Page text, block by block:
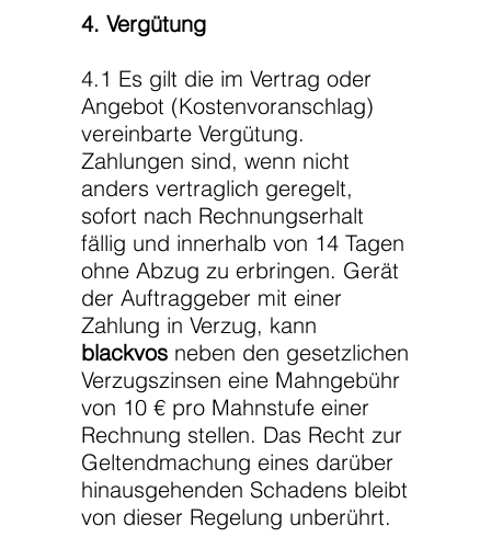
4. Vergütung
4.1 Es gilt die im Vertrag oder
Angebot (Kostenvoranschlag)
vereinbarte Vergütung.
Zahlungen sind, wenn nicht
anders vertraglich geregelt,
sofort nach Rechnungserhalt
fällig und innerhalb von 14 Tagen
ohne Abzug zu erbringen. Gerät
der Auftraggeber mit einer
Zahlung in Verzug, kann
blackvos neben den gesetzlichen
Verzugszinsen eine Mahngebühr
von 10 € pro Mahnstufe einer
Rechnung stellen. Das Recht zur
Geltendmachung eines darüber
hinausgehenden Schadens bleibt
von dieser Regelung unberührt.